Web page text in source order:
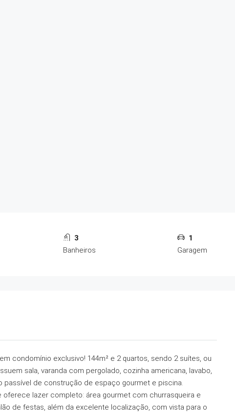
3
Banheiros
1
Garagem
condomínio exclusivo! 144m² e 2 quartos, sendo 2 suítes, ou
sala, varanda com pergolado, cozinha americana, lavabo,
passível de construção de espaço gourmet e piscina.
oferece lazer completo: área gourmet com churrasqueira e
de festas, além da excelente localização, com vista para o